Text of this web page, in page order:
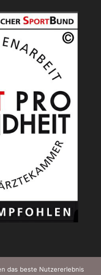
das beste Nutzererlebnis